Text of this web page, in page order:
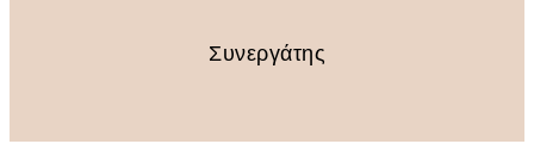
Συνεργάτης